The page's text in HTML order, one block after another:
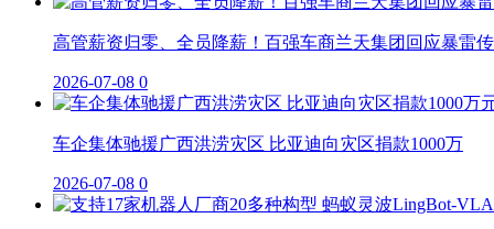
高管薪资归零、全员降薪！百强车商兰天集团回应暴雷
2026-07-08 0
车企集体驰援广西洪涝灾区 比亚迪向灾区捐款1000万
2026-07-08 0